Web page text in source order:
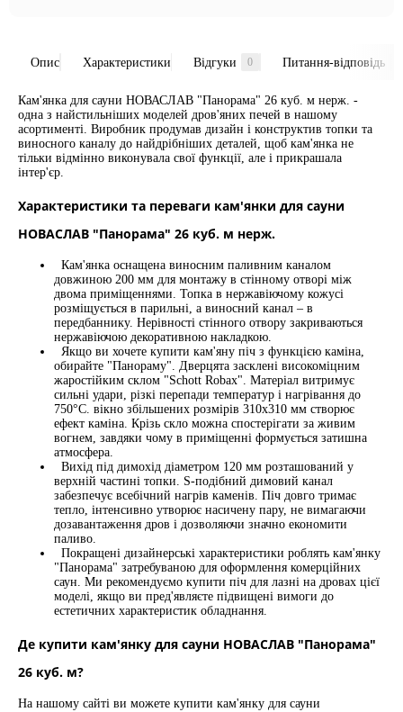
Опис Характеристики Відгуки 0 Питання-відповідь
Кам'янка для сауни НОВАСЛАВ "Панорама" 26 куб. м нерж. -
одна з найстильніших моделей дров'яних печей в нашому
асортименті. Виробник продумав дизайн і конструктив топки та
виносного каналу до найдрібніших деталей, щоб кам'янка не
тільки відмінно виконувала свої функції, але і прикрашала
інтер'єр.
Характеристики та переваги кам'янки для сауни
НОВАСЛАВ "Панорама" 26 куб. м нерж.
Кам'янка оснащена виносним паливним каналом
довжиною 200 мм для монтажу в стінному отворі між
двома приміщеннями. Топка в нержавіючому кожусі
розміщується в парильні, а виносний канал – в
передбаннику. Нерівності стінного отвору закриваються
нержавіючою декоративною накладкою.
Якщо ви хочете купити кам'яну піч з функцією каміна,
обирайте "Панораму". Дверцята засклені високоміцним
жаростійким склом "Schott Robax". Матеріал витримує
сильні удари, різкі перепади температур і нагрівання до
750°C. вікно збільшених розмірів 310х310 мм створює
ефект каміна. Крізь скло можна спостерігати за живим
вогнем, завдяки чому в приміщенні формується затишна
атмосфера.
Вихід під димохід діаметром 120 мм розташований у
верхній частині топки. S-подібний димовий канал
забезпечує всебічний нагрів каменів. Піч довго тримає
тепло, інтенсивно утворює насичену пару, не вимагаючи
дозавантаження дров і дозволяючи значно економити
паливо.
Покращені дизайнерські характеристики роблять кам'янку
"Панорама" затребуваною для оформлення комерційних
саун. Ми рекомендуємо купити піч для лазні на дровах цієї
моделі, якщо ви пред'являєте підвищені вимоги до
естетичних характеристик обладнання.
Де купити кам'янку для сауни НОВАСЛАВ "Панорама"
26 куб. м?
На нашому сайті ви можете купити кам'янку для сауни